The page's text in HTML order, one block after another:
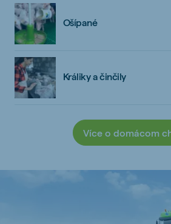
Ošípané
Králiky a činčily
Více o domácom